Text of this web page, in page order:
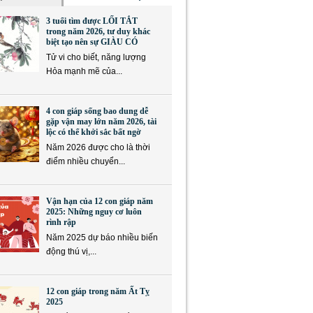
3 tuổi tìm được LỐI TẮT
trong năm 2026, tư duy khác
biệt tạo nên sự GIÀU CÓ
Tử vi cho biết, năng lượng
Hỏa mạnh mẽ của...
4 con giáp sống bao dung dễ
gặp vận may lớn năm 2026, tài
lộc có thể khởi sắc bất ngờ
Năm 2026 được cho là thời
điểm nhiều chuyển...
Vận hạn của 12 con giáp năm
2025: Những nguy cơ luôn
rình rập
Năm 2025 dự báo nhiều biến
động thú vị,...
12 con giáp trong năm Ất Tỵ
2025